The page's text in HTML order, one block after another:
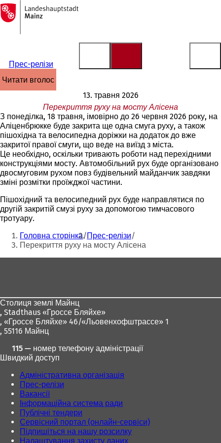
Перейти до змісту
На
головну
сторінку
Прес-релізи
читати вголос
13. травня 2026
Перекриття руху на мосту Алісена
З понеділка, 18 травня, імовірно до 26 червня 2026 року, на
Аліценбрюкке буде закрита ще одна смуга руху, а також
пішохідна та велосипедна доріжки на додаток до вже
закритої правої смуги, що веде на виїзд з міста.
Це необхідно, оскільки тривають роботи над перехідними
конструкціями мосту. Автомобільний рух буде організовано
двосмуговим рухом повз будівельний майданчик завдяки
зміні розмітки проїжджої частини.
Пішохідний та велосипедний рух буде направлятися по
другій закритій смузі руху за допомогою тимчасового
тротуару.
Ти
тут:
Головна сторінка Прес-релізи
Перекриття руху на мосту Алісена
Столиця землі Майнц
, Stadthaus «Гроссе Бляйхе»
, «Гроссе Бляйхе» 46/«Льовенхофштрассе» 1
, 55116 Майнц
115 — номер телефону адміністрації
Швидкий доступ
Адміністративна організація
Прес-релізи
Вакансії
Інформаційна система ради
Публічні тендери
Сервісний портал (онлайн-сервіси)
Підпишіться на нашу розсилку
Налаштування захисту даних